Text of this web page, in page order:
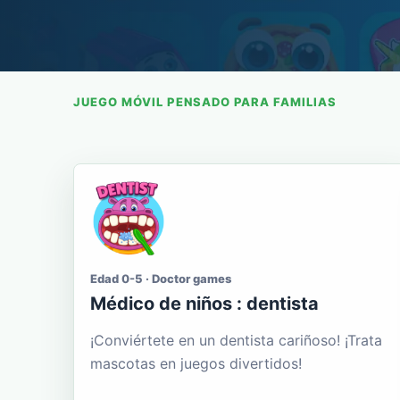
JUEGO MÓVIL PENSADO PARA FAMILIAS
Edad 0-5 · Doctor games
Médico de niños : dentista
¡Conviértete en un dentista cariñoso! ¡Trata
mascotas en juegos divertidos!